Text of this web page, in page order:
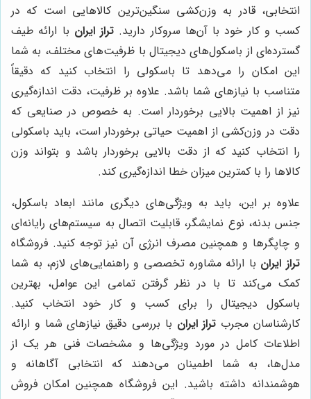
انتخابی، قادر به وزن‌کشی سنگین‌ترین کالاهایی است که در
کسب و کار خود با آن‌ها سروکار دارید. تراز ایران با ارائه طیف
گسترده‌ای از باسکول‌های دیجیتال با ظرفیت‌های مختلف، به شما
این امکان را می‌دهد تا باسکولی را انتخاب کنید که دقیقاً
متناسب با نیازهای شما باشد. علاوه بر ظرفیت، دقت اندازه‌گیری
نیز از اهمیت بالایی برخوردار است. به خصوص در صنایعی که
دقت در وزن‌کشی از اهمیت حیاتی برخوردار است، باید باسکولی
را انتخاب کنید که از دقت بالایی برخوردار باشد و بتواند وزن
کالاها را با کمترین میزان خطا اندازه‌گیری کند.
علاوه بر این، باید به ویژگی‌های دیگری مانند ابعاد باسکول،
جنس بدنه، نوع نمایشگر، قابلیت اتصال به سیستم‌های رایانه‌ای
و چاپگرها و همچنین مصرف انرژی آن نیز توجه کنید. فروشگاه
تراز ایران با ارائه مشاوره تخصصی و راهنمایی‌های لازم، به شما
کمک می‌کند تا با در نظر گرفتن تمامی این عوامل، بهترین
باسکول دیجیتال را برای کسب و کار خود انتخاب کنید.
کارشناسان مجرب تراز ایران با بررسی دقیق نیازهای شما و ارائه
اطلاعات کامل در مورد ویژگی‌ها و مشخصات فنی هر یک از
مدل‌ها، به شما اطمینان می‌دهند که انتخابی آگاهانه و
هوشمندانه داشته باشید. این فروشگاه همچنین امکان فروش